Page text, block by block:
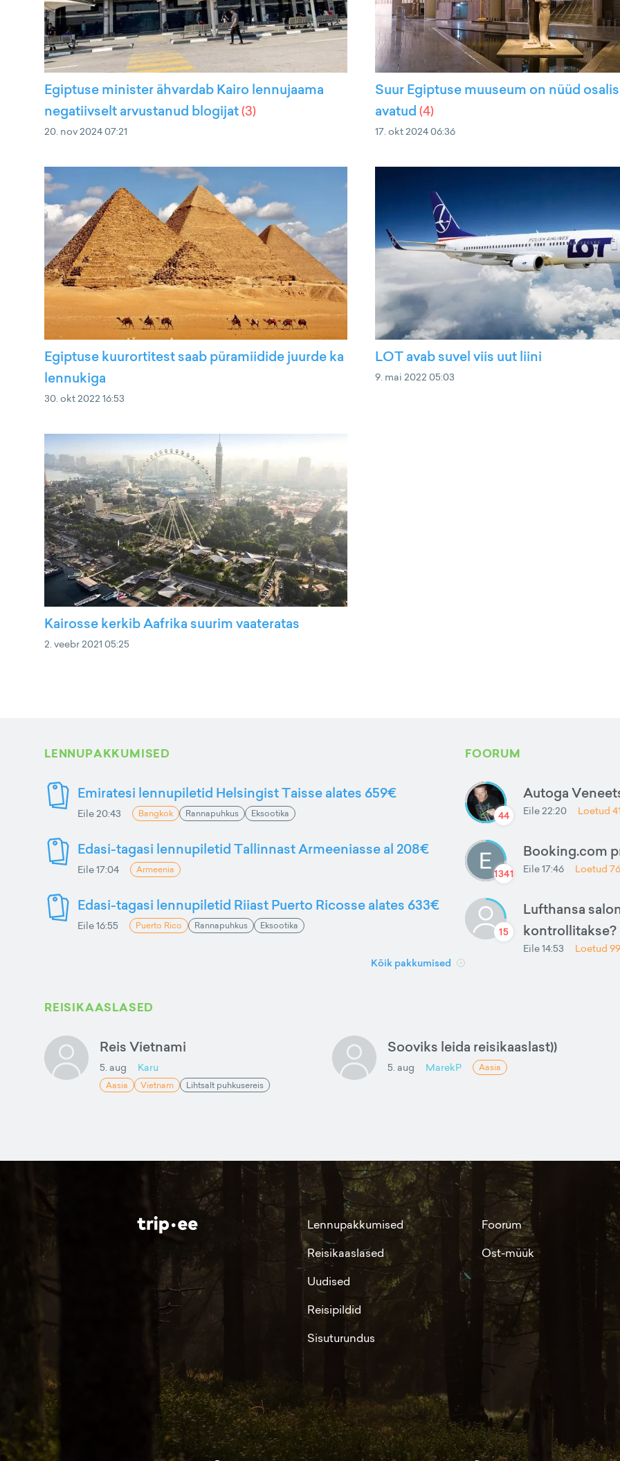
Egiptuse minister ähvardab Kairo lennujaama
negatiivselt arvustanud blogijat(3)
20. nov 2024 07:21
Suur Egiptuse muuseum on nüüd
avatud(4)
17. okt 2024 06:36
Egiptuse kuurortitest saab püramiidide juurde ka
lennukiga
30. okt 2022 16:53
LOT avab suvel viis uut liini
9. mai 2022 05:03
Kairosse kerkib Aafrika suurim vaateratas
2. veebr 2021 05:25
LENNUPAKKUMISED
Emiratesi lennupiletid Helsingist Taisse alates 659€
Eile 20:43 Bangkok Rannapuhkus Eksootika
Edasi-tagasi lennupiletid Tallinnast Armeeniasse al 208€
Eile 17:04 Armeenia
Edasi-tagasi lennupiletid Riiast Puerto Ricosse alates 633€
Eile 16:55 Puerto Rico Rannapuhkus Eksootika
Kõik pakkumised
FOORUM
44
Autoga
Eile 22:20 Loetud
1341
Booking.com
Eile 17:46 Loetud
15
Lufthansa
kontrollitakse?
Eile 14:53 Loetud
REISIKAASLASED
Reis Vietnami
5. aug Karu
Aasia Vietnam Lihtsalt puhkusereis
Sooviks leida reisikaaslast))
5. aug MarekP Aasia
Lennupakkumised
Reisikaaslased
Uudised
Reisipildid
Sisuturundus
Foorum
Ost-müük